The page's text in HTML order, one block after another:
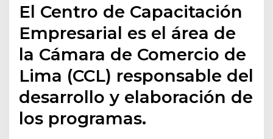
El Centro de Capacitación
Empresarial es el área de
la Cámara de Comercio de
Lima (CCL) responsable del
desarrollo y elaboración de
los programas.